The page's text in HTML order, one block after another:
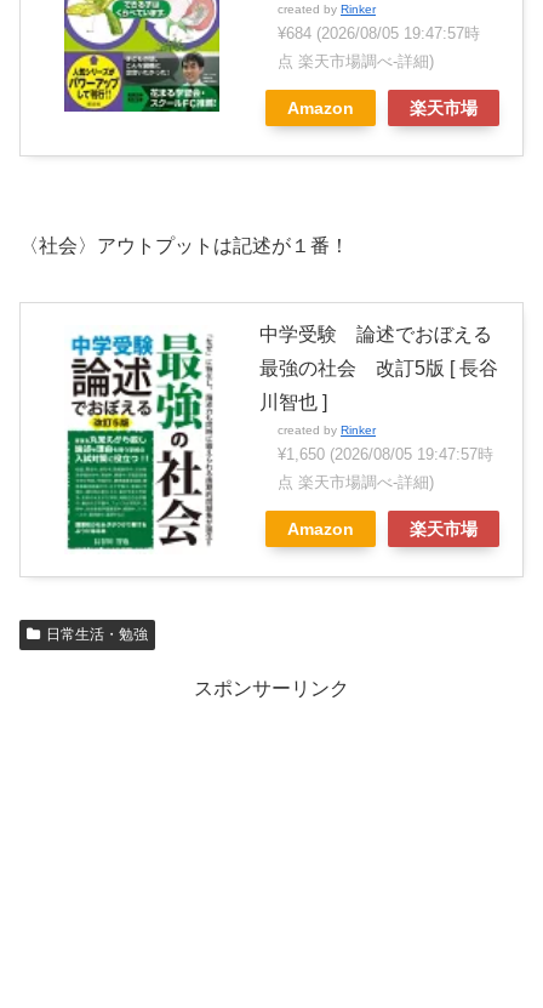
created by Rinker
¥684 (2026/08/05 19:47:57時
点 楽天市場調べ-詳細)
Amazon 楽天市場
〈社会〉アウトプットは記述が１番！
中学受験 論述でおぼえる
最強の社会 改訂5版 [ 長谷
川智也 ]
created by Rinker
¥1,650 (2026/08/05 19:47:57時
点 楽天市場調べ-詳細)
Amazon 楽天市場
日常生活・勉強
スポンサーリンク